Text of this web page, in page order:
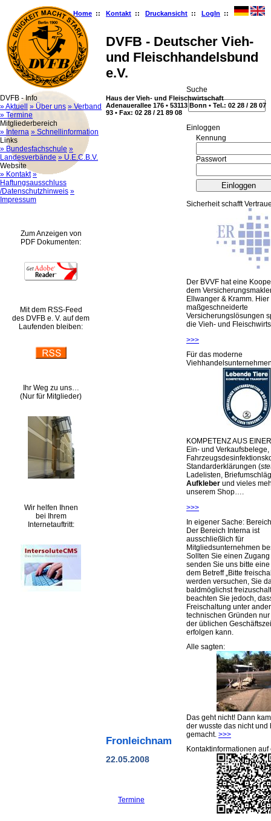
Home :: Kontakt :: Druckansicht :: LogIn ::
DVFB - Deutscher Vieh-
und Fleischhandelsbund
e.V.
Haus der Vieh- und Fleischwirtschaft
Adenauerallee 176 • 53113 Bonn • Tel.: 02 28 / 28 07
93 • Fax: 02 28 / 21 89 08
DVFB - Info
» Aktuell
» Über uns » Verband
» Termine
Mitgliederbereich
» Interna » Schnellinformation
Links
» Bundesfachschule »
Landesverbände » U.E.C.B.V.
Website
» Kontakt »
Haftungsausschluss
/Datenschutzhinweis »
Impressum
Zum Anzeigen von
PDF Dokumenten:
Mit dem RSS-Feed
des DVFB e. V. auf dem
Laufenden bleiben:
Ihr Weg zu uns…
(Nur für Mitglieder)
Wir helfen Ihnen
bei Ihrem
Internetauftritt:
Fronleichnam
22.05.2008
Termine
Suche
Ein­log­gen
Kennung
Passwort
Sicherheit schafft
Der BVVF hat eine
dem
Ellwanger & Kramm.
maßgeschneiderte
Versicherungslösungen
die Vieh- und
>>>
Für das moderne
KOMPETENZ AUS
Ein- und Verkaufsbelege,
Standarderklärungen (
Ladelisten,
Aufkleber und vieles
unserem Shop….
>>>
In eigener Sache:
Der Bereich Interna ist
ausschließlich für
Mitgliedsunternehmen
Sollten Sie einen
senden Sie uns bitte
dem Betreff „Bitte
werden versuchen, Sie
baldmöglichst
beachten Sie jedoch,
Freischaltung unter
technischen Gründen
der üblichen
erfolgen kann.
Alle sagten:
Das geht nicht! Dann
der wusste das nicht und
gemacht. >>>
Kontaktinformationen